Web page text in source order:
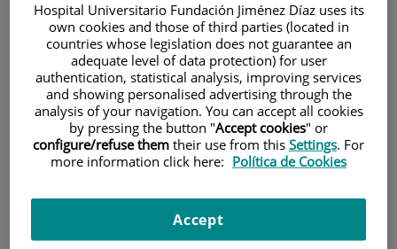
Pacientes y visitantes
Investigación
Hospital Universitario Fundación Jiménez Díaz uses its
own cookies and those of third parties (located in
countries whose legislation does not guarantee an
adequate level of data protection) for user
authentication, statistical analysis, improving services
and showing personalised advertising through the
analysis of your navigation. You can accept all cookies
by pressing the button "Accept cookies" or
configure/refuse them their use from this Settings. For
more information click here: Política de Cookies
Accept